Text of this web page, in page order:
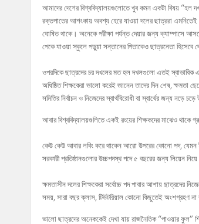
আমাদের দেশের বিশ্ববিদ্যালয়গুলোতে খুব কমন একটা বিষয় “হল
রক্তপাতের আশংকায় অবশ্য হেরে যাওয়া দলের ছাত্ররা এমনিতেই
ঘোষিত থাকে। অনেকে পরীক্ষা পর্যন্ত দেয়ার জন্য ক্যাম্পাসে
পেকে যাওয়া স্কুলে পড়ুয়া সন্তানের পিতাকেও ছাত্রনেতা হিসেবে
ওপরদিকে ছাত্রদের চর দখলের মত হল দখলগুলো এতই স্বাভাবিক
অধিষ্ঠিত শিক্ষকেরা ভালো করেই জানেন তাদের দিন শেষ, ক্ষমতা
সমিতির নির্বাচন ও নিজেদের স্বার্থবিরোধী বা স্বার্থের জন্য নড়ে
আবার বিশ্ববিদ্যালয়গুলিতে একই রংয়ের শিক্ষকদের মাঝেও থাকে
কেউ কেউ আবার লবিং করে থাকেন আরো উপরের কোনো পদ, যেমন
সরকারী প্রতিষ্ঠানগুলোর উচ্চপদস্থ পদে ৫ বছরের জন্য লিয়েন
ক্ষমতাসীন দলের শিক্ষকেরা সর্বোচ্চ পদ পাবার আশায় ছাত্রদের
সময়, সারা বছর ক্লাস, টিউটরিয়াল কোনো কিছুতেই অংশগ্রহণ না
ভালো ছাত্রদের অনেককেই দেখা যায় রাজনৈতিক “পাওয়ার ফুল”